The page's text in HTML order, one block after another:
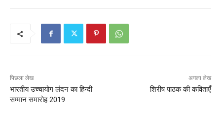
पिछला लेख
भारतीय उच्चायोग लंदन का हिन्दी
सम्मान समारोह 2019
अगला लेख
शिरीष पाठक की कविताएँ